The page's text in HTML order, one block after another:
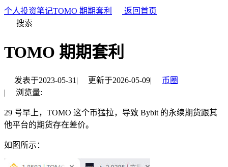
个人投资笔记TOMO 期期套利
返回首页
搜索
TOMO 期期套利
发表于2023-05-31 | 更新于2026-05-09|
币圈
|
浏览量:
29 号早上，TOMO 这个币猛拉，导致 Bybit 的永续期货跟其
他平台的期货存在差价。
如图所示：